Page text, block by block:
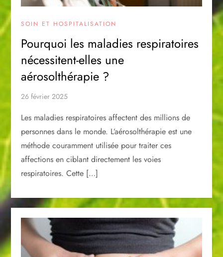
SOIN ET HOSPITALISATION
Pourquoi les maladies respiratoires
nécessitent-elles une
aérosolthérapie ?
26 février 2025
Les maladies respiratoires affectent des millions de
personnes dans le monde. L’aérosolthérapie est une
méthode couramment utilisée pour traiter ces
affections en ciblant directement les voies
respiratoires. Cette […]